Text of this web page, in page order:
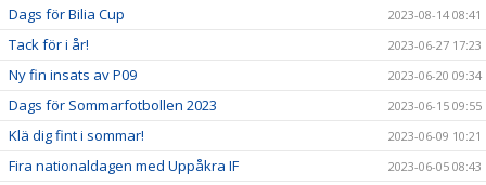
Dags för Bilia Cup 2023-08-14 08:41
Tack för i år! 2023-06-27 17:23
Ny fin insats av P09 2023-06-20 09:34
Dags för Sommarfotbollen 2023 2023-06-15 09:55
Klä dig fint i sommar! 2023-06-09 10:21
Fira nationaldagen med Uppåkra IF 2023-06-05 08:43